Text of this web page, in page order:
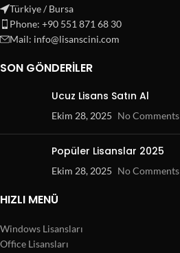
Türkiye / Bursa
Phone: +90 551 871 68 30
Mail: info@lisanscini.com
SON GÖNDERILER
Ucuz Lisans Satın Al
Ekim 28, 2025 No Comments
Popüler Lisanslar 2025
Ekim 28, 2025 No Comments
HIZLI MENÜ
Windows Lisansları
Office Lisansları